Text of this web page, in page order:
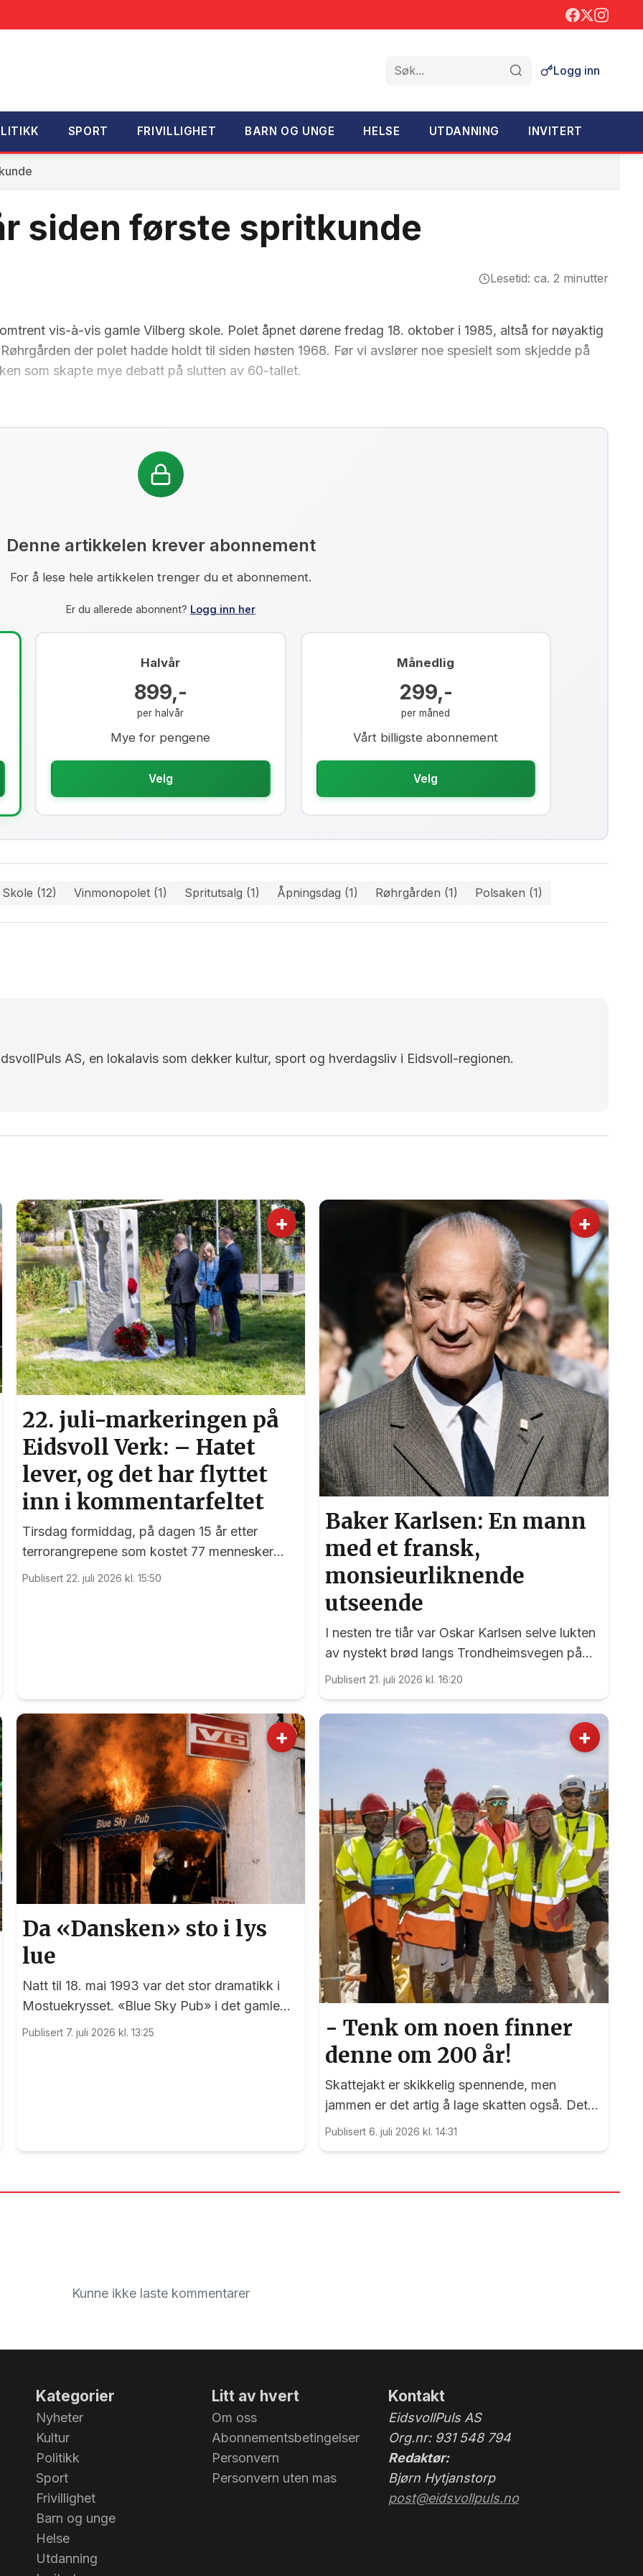
Søk
Logg inn
SPORT FRIVILLIGHET BARN OG UNGE HELSE UTDANNING INVITERT
siden første spritkunde
Lesetid: ca. 2 minutter
vis-à-vis gamle Vilberg skole. Polet åpnet dørene fredag 18. oktober i 1985, altså for nøyaktig
der polet hadde holdt til siden høsten 1968. Før vi avslører noe spesielt som skjedde på
som skapte mye debatt på slutten av 60-tallet.
Denne artikkelen krever abonnement
For å lese hele artikkelen trenger du et abonnement.
Er du allerede abonnent? Logg inn her
Halvår
899,-
per halvår
Mye for pengene
Velg
Månedlig
299,-
per måned
Vårt billigste abonnement
Velg
(12) Vinmonopolet (1) Spritutsalg (1) Åpningsdag (1) Røhrgården (1) Polsaken (1)
AS, en lokalavis som dekker kultur, sport og hverdagsliv i Eidsvoll-regionen.
+
22. juli-markeringen på
Eidsvoll Verk: – Hatet
lever, og det har flyttet
inn i kommentarfeltet
Tirsdag formiddag, på dagen 15 år etter
terrorangrepene som kostet 77 mennesker
livet, var det en sterk markering ved 22. juli-
Publisert 22. juli 2026 kl. 15:50
+
Baker Karlsen: En mann
med et fransk,
monsieurliknende
utseende
I nesten tre tiår var Oskar Karlsen selve lukten
av nystekt brød langs Trondheimsvegen på
Dal.
Publisert 21. juli 2026 kl. 16:20
+
Da «Dansken» sto i lys
lue
Natt til 18. mai 1993 var det stor dramatikk i
Mostuekrysset. «Blue Sky Pub» i det gamle
Autoimport-bygget sto plutselig i full fyr, og
Publisert 7. juli 2026 kl. 13:25
+
- Tenk om noen finner
denne om 200 år!
Skattejakt er skikkelig spennende, men
jammen er det artig å lage skatten også. Det
kan nemlig elevene ved Vilberg barneskole
Publisert 6. juli 2026 kl. 14:31
Kunne ikke laste kommentarer
Kategorier
Nyheter
Kultur
Politikk
Sport
Frivillighet
Barn og unge
Helse
Utdanning
Litt av hvert
Om oss
Abonnementsbetingelser
Personvern
Personvern uten mas
Kontakt
EidsvollPuls AS
Org.nr: 931 548 794
Redaktør:
Bjørn Hytjanstorp
post@eidsvollpuls.no